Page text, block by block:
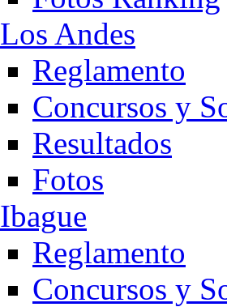
Los Andes
Reglamento
Concursos y
Resultados
Fotos
Ibague
Reglamento
Concursos y